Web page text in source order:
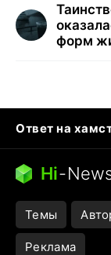
форм
Ответ на
Бензин 100 и
Следующая
Hi-
Темы
Реклама